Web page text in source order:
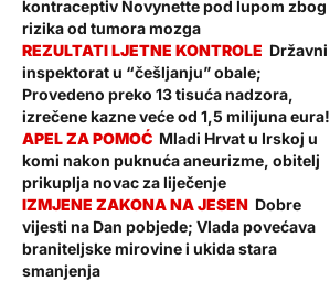
kontraceptiv Novynette pod lupom zbog
rizika od tumora mozga
Državni
inspektorat u “češljanju” obale;
Provedeno preko 13 tisuća nadzora,
izrečene kazne veće od 1,5 milijuna eura!
Mladi Hrvat u Irskoj u
komi nakon puknuća aneurizme, obitelj
prikuplja novac za liječenje
Dobre
vijesti na Dan pobjede; Vlada povećava
braniteljske mirovine i ukida stara
smanjenja